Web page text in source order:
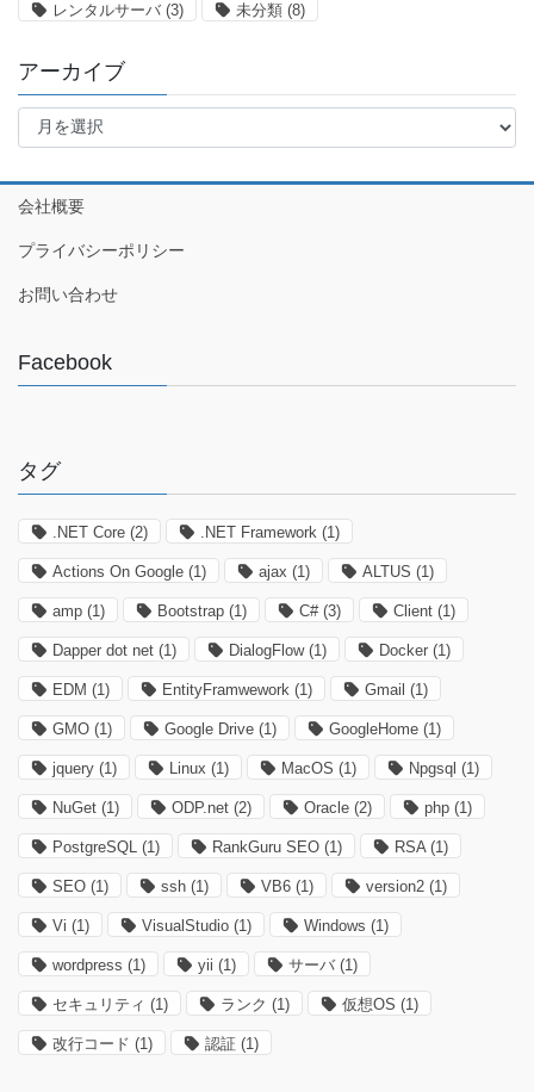
レンタルサーバ (3) 未分類 (8)
アーカイブ
ア
イ
ブ
会社概要
プライバシーポリシー
お問い合わせ
Facebook
タグ
.NET Core (2) .NET Framework (1)
Actions On Google (1) ajax (1) ALTUS (1)
amp (1) Bootstrap (1) C#(3) Client (1)
Dapper dot net (1) DialogFlow(1) Docker (1)
EDM (1) EntityFramwework (1) Gmail (1)
GMO (1) Google Drive (1) GoogleHome (1)
jquery (1) Linux (1) MacOS (1) Npgsql (1)
NuGet (1) ODP.net (2) Oracle (2) php (1)
PostgreSQL (1) RankGuru SEO (1) RSA (1)
SEO (1) ssh (1) VB6 (1) version2 (1)
Vi (1) VisualStudio (1) Windows (1)
wordpress (1) yii (1) サーバ (1)
セキュリティ (1) ランク (1) 仮想OS (1)
改行コード (1) 認証 (1)